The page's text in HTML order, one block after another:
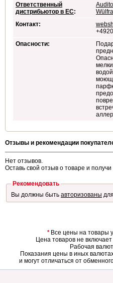
Ответственный
дистрибьютор в ЕС:
Контакт:
Опасности:
Отзывы и рекомендации
Нет отзывов.
Оставь свой отзыв о товаре и получи
Рекомендовать
Вы должны быть авторизованы
*Все цены на товары
Цена товаров не включает
Рабочая
Показания цены в иных
и могут отличаться от